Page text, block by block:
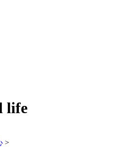
life
>